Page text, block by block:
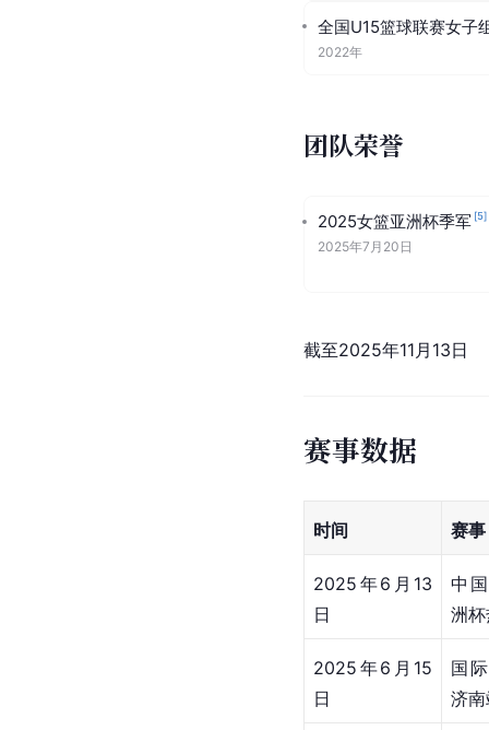
全国U15篮球联赛女子
2022年
团队荣誉
2025女篮亚洲杯季军 [5]
2025年7月20日
截至2025年11月13日
赛事数据
时间 赛事
2025年6月13
日
中
洲
2025年6月15
日
国
济